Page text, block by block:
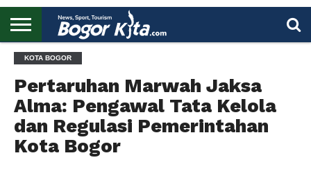
BOGOR
REGIONAL
NASIONAL
PENDIDIKAN
WISATA
OLAHRAGA
LAPORAN
PROFIL
KOTA BOGOR
Pertaruhan Marwah Jaksa
Alma: Pengawal Tata Kelola
dan Regulasi Pemerintahan
Kota Bogor